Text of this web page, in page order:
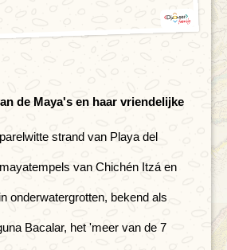
de Maya's en haar vriendelijke
strand van Playa del
van Chichén Itzá en
onderwatergrotten, bekend als
Bacalar, het 'meer van de 7